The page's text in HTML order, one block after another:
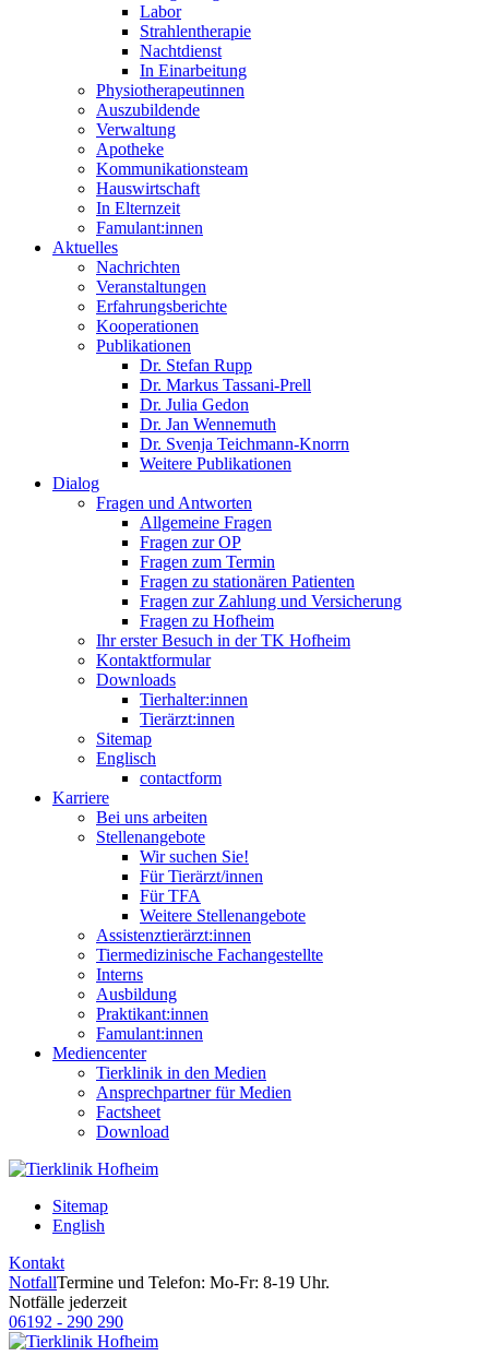
Labor
Strahlentherapie
Nachtdienst
In Einarbeitung
Physiotherapeutinnen
Auszubildende
Verwaltung
Apotheke
Kommunikationsteam
Hauswirtschaft
In Elternzeit
Famulant:innen
Aktuelles
Nachrichten
Veranstaltungen
Erfahrungsberichte
Kooperationen
Publikationen
Dr. Stefan Rupp
Dr. Markus Tassani-Prell
Dr. Julia Gedon
Dr. Jan Wennemuth
Dr. Svenja Teichmann-Knorrn
Weitere Publikationen
Dialog
Fragen und Antworten
Allgemeine Fragen
Fragen zur OP
Fragen zum Termin
Fragen zu stationären Patienten
Fragen zur Zahlung und Versicherung
Fragen zu Hofheim
Ihr erster Besuch in der TK Hofheim
Kontaktformular
Downloads
Tierhalter:innen
Tierärzt:innen
Sitemap
Englisch
contactform
Karriere
Bei uns arbeiten
Stellenangebote
Wir suchen Sie!
Für Tierärzt/innen
Für TFA
Weitere Stellenangebote
Assistenztierärzt:innen
Tiermedizinische Fachangestellte
Interns
Ausbildung
Praktikant:innen
Famulant:innen
Mediencenter
Tierklinik in den Medien
Ansprechpartner für Medien
Factsheet
Download
Sitemap
English
Kontakt
NotfallTermine und Telefon: Mo-Fr: 8-19 Uhr.
Notfälle jederzeit
06192 - 290 290